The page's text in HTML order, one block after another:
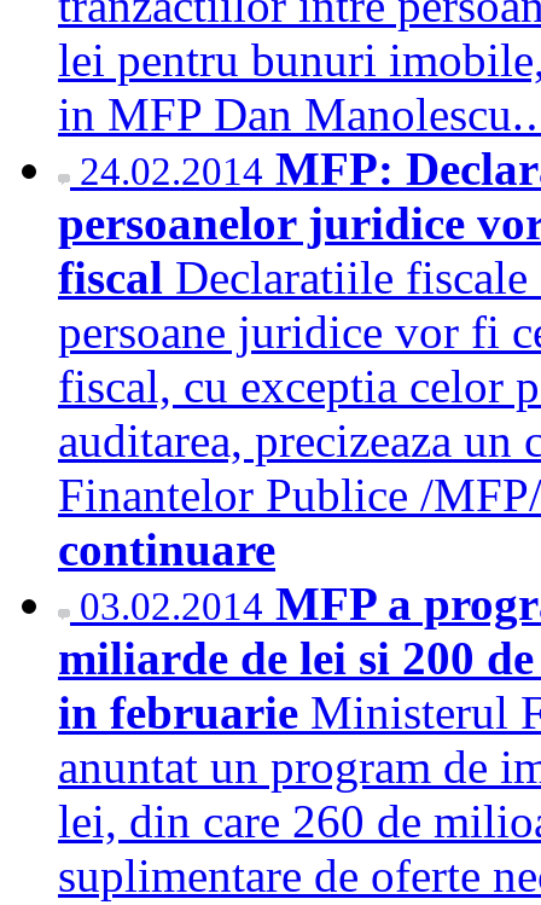
lei pentru bunuri
in MFP Dan
24.02.2014 MFP:
persoanelor juridice
fiscal Declaratiile
persoane juridice vor fi
fiscal, cu exceptia celor
auditarea, precizeaza
Finantelor Publice /
continuare
03.02.2014 MFP a
miliarde de lei si 200
in februarie Ministerul
anuntat un program de
lei, din care 260 de
suplimentare de oferte